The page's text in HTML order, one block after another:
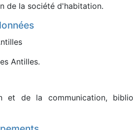
de la société d'habitation.
Antilles.
et de la communication,